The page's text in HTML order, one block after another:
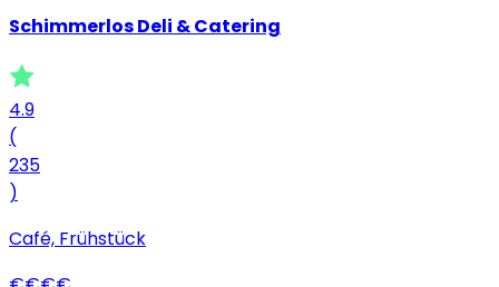
Schimmerlos Deli & Catering
4.9
(
235
)
Café, Frühstück